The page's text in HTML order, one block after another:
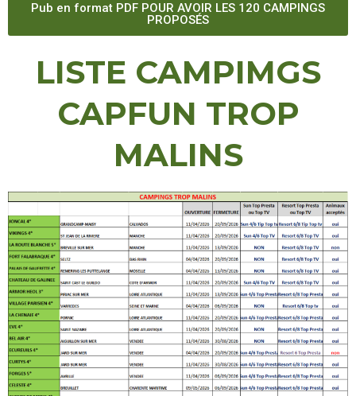
Pub en format PDF POUR AVOIR LES 120 CAMPINGS
PROPOSÉS
LISTE CAMPIMGS
CAPFUN TROP
MALINS